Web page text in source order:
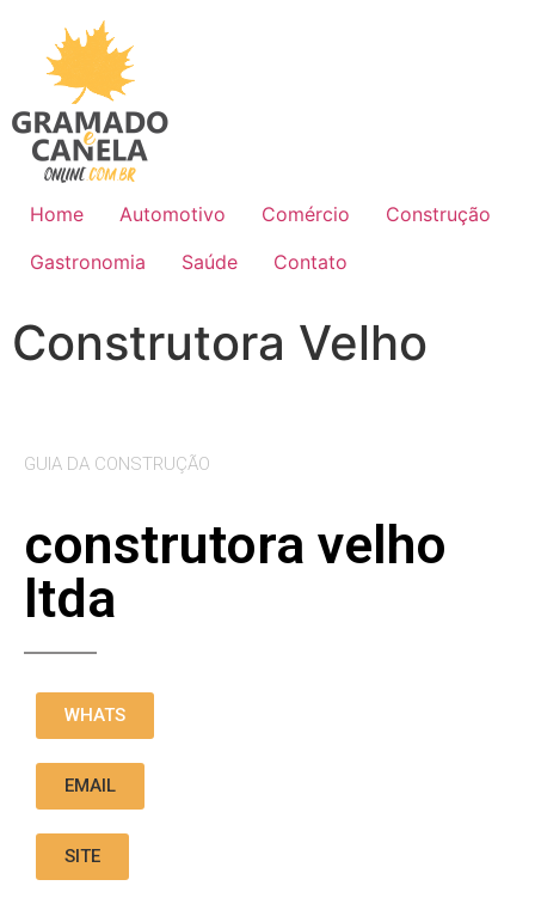
Home Automotivo Comércio
Construção
Gastronomia
Saúde Contato
Construtora Velho
GUIA DA CONSTRUÇÃO
construtora velho
ltda
WHATS
EMAIL
SITE